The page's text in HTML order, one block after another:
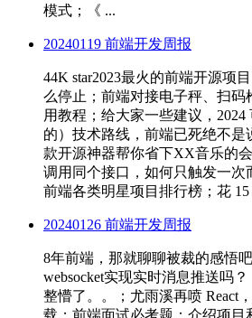
模式；《 ...
20240119 前端开发周报
44K star2023最火的前端开源项
么停止；前端对接电子秤、扫码
用教程；给大家一些建议，
的）技术路线，前端已死绝不是
款开源神器帮你省下XX音乐的
调用同个接口，如何只触发一次
前端各类明星项目排行榜；花
20240126 前端开发周报
8年前端，那就聊聊被裁的感悟
websocket实现实时消息推送吗
整懵了。。；尤雨溪再喷 React
载；前端面试必考题：介绍项目